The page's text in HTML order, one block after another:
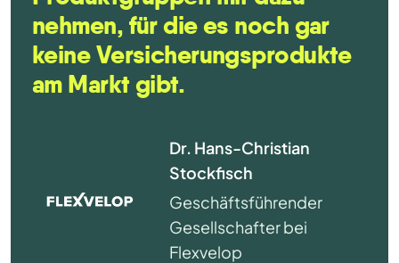
nehmen, für die es noch gar
keine Versicherungsprodukte
am Markt gibt.
Dr. Hans-Christian
Stockfisch
Geschäftsführender
Gesellschafter bei
Flexvelop